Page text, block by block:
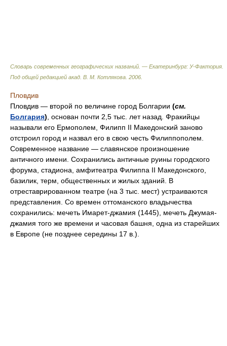
Словарь современных географических названий. — Екатеринбург: У-Фактория
Под общей редакцией акад. В. М. Котлякова 2006
Пловдив
Пловдив — второй по величине город Болгарии (см.
Болгария) , основан почти 2,5 тыс. лет назад. Фракийцы
называли его Ермополем, Филипп II Македонский заново
отстроил город и назвал его в свою честь Филиппополем.
Современное название — славянское произношение
античного имени. Сохранились античные руины городского
форума, стадиона, амфитеатра Филиппа II Македонского,
базилик, терм, общественных и жилых зданий. В
отреставрированном театре (на 3 тыс. мест) устраиваются
представления. Со времен оттоманского владычества
сохранились: мечеть Имарет-джамия (1445), мечеть Джумая-
джамия того же времени и часовая башня, одна из старейших
в Европе (не позднее середины 17 в.).